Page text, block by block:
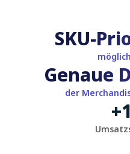
SKU-
Genaue
der
+